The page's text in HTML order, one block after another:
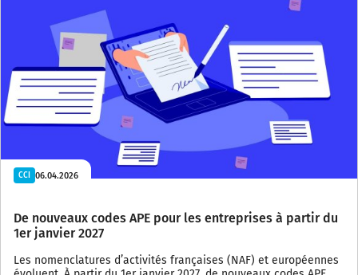
CCI 06.04.2026
De nouveaux codes APE pour les entreprises à partir du
1er janvier 2027
Les nomenclatures d’activités françaises (NAF) et européennes